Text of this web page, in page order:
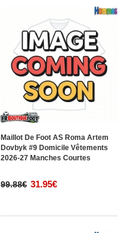
Maillot De Foot AS Roma Artem
Dovbyk #9 Domicile Vêtements
2026-27 Manches Courtes
99.88€ 31.95€